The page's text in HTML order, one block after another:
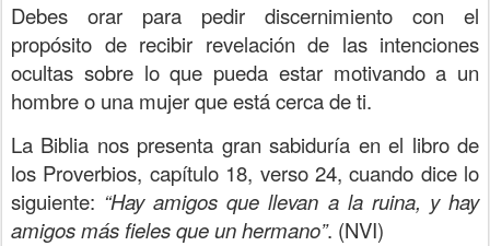
Debes orar para pedir discernimiento con el
propósito de recibir revelación de las intenciones
ocultas sobre lo que pueda estar motivando a un
hombre o una mujer que está cerca de ti.
La Biblia nos presenta gran sabiduría en el libro de
los Proverbios, capítulo 18, verso 24, cuando dice lo
siguiente: “Hay amigos que llevan a la ruina, y hay
amigos más fieles que un hermano”. (NVI)